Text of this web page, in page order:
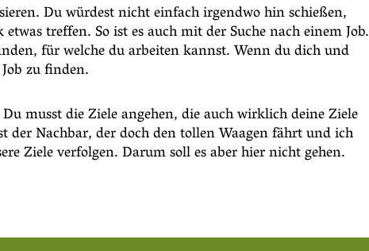
Du würdest nicht einfach irgendwo hin schießen,
treffen. So ist es auch mit der Suche nach einem Job.
für welche du arbeiten kannst. Wenn du dich und
zu finden.
musst die Ziele angehen, die auch wirklich deine Ziele
der Nachbar, der doch den tollen Waagen fährt und ich
Ziele verfolgen. Darum soll es aber hier nicht gehen.